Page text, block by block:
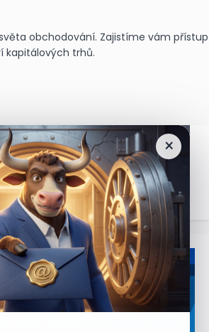
obchodování. Zajistíme vám přístup
kapitálových trhů.
×
zprávy